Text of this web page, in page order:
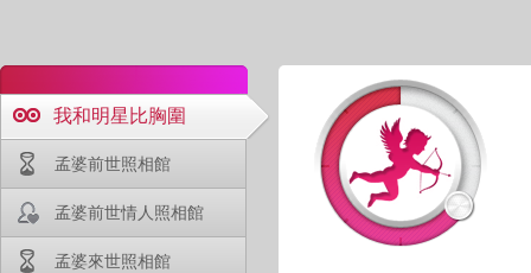
我和明星比胸圍
孟婆前世照相館
孟婆前世情人照相館
孟婆來世照相館